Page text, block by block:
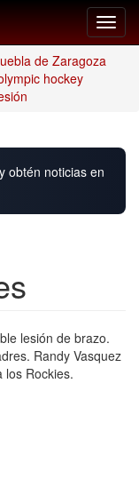
de Zaragoza
hockey
obtén noticias en
lesión de brazo.
Randy Vasquez
los Rockies.